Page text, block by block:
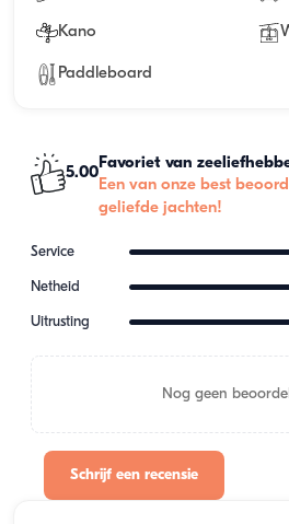
Kano
Paddleboard
5.00
Favoriet van
Een van onze best
geliefde jachten!
Service
Netheid
Uitrusting
Nog geen
Schrijf een recensie